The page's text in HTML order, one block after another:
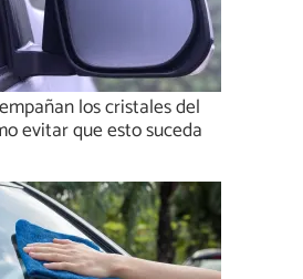
los cristales del
evitar que esto suceda